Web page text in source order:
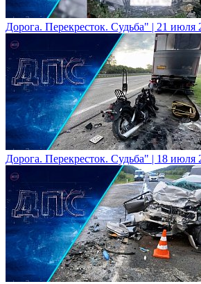
Дорога. Перекресток. Судьба" | 21
Дорога. Перекресток. Судьба" | 18